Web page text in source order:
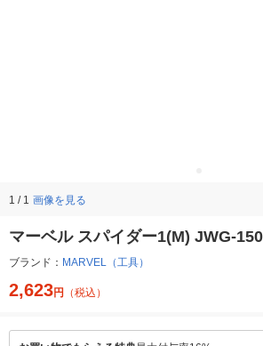
1 / 1 画像を見る
マーベル スパイダー1(M) JWG-
ブランド： MARVEL（工具）
2,623円 （税込）